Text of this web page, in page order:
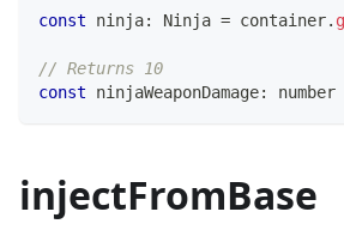
const ninja: Ninja = container.
// Returns 10
const ninjaWeaponDamage: number
injectFromBase